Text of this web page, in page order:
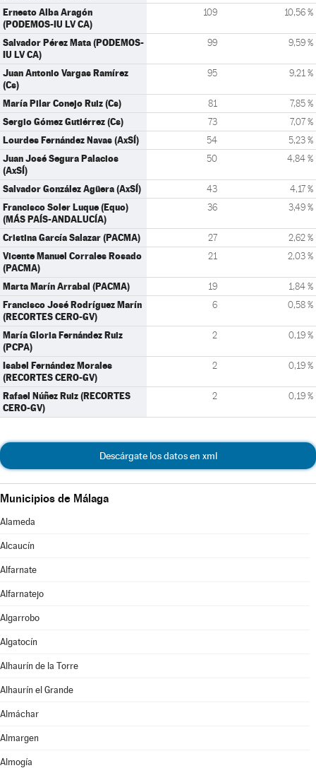
Ernesto Alba Aragón
(PODEMOS-IU LV CA)
109 10,56 %
Salvador Pérez Mata (PODEMOS-
IU LV CA)
99 9,59 %
Juan Antonio Vargas Ramírez
(Cs)
95 9,21 %
María Pilar Conejo Ruiz (Cs) 81 7,85 %
Sergio Gómez Gutiérrez (Cs) 73 7,07 %
Lourdes Fernández Navas (AxSÍ) 54 5,23 %
Juan José Segura Palacios
(AxSÍ)
50 4,84 %
Salvador González Agüera (AxSÍ) 43 4,17 %
Francisco Soler Luque (Equo)
(MÁS PAÍS-ANDALUCÍA)
36 3,49 %
Cristina García Salazar (PACMA) 27 2,62 %
Vicente Manuel Corrales Rosado
(PACMA)
21 2,03 %
Marta Marín Arrabal (PACMA) 19 1,84 %
Francisco José Rodríguez Marín
(RECORTES CERO-GV)
6 0,58 %
María Gloria Fernández Ruiz
(PCPA)
2 0,19 %
Isabel Fernández Morales
(RECORTES CERO-GV)
2 0,19 %
Rafael Núñez Ruiz (RECORTES
CERO-GV)
2 0,19 %
Descárgate los datos en xml
Municipios de Málaga
Alameda
Alcaucín
Alfarnate
Alfarnatejo
Algarrobo
Algatocín
Alhaurín de la Torre
Alhaurín el Grande
Almáchar
Almargen
Almogía